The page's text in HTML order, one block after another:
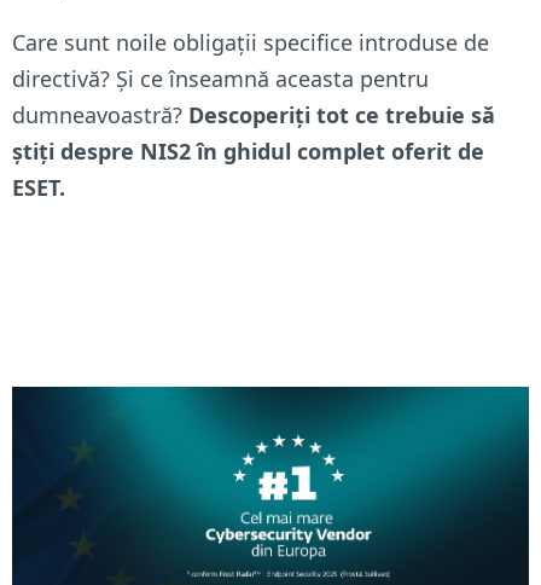
Care sunt noile obligații specifice introduse de
directivă? Și ce înseamnă aceasta pentru
dumneavoastră? Descoperiți tot ce trebuie să
știți despre NIS2 în ghidul complet oferit de
ESET.